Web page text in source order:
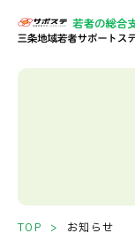
TOP お知らせ